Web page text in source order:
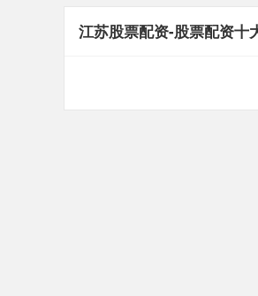
江苏股票配资-股票配资十